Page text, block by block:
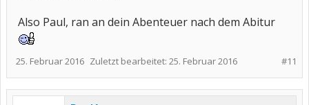
Also Paul, ran an dein Abenteuer nach dem Abitur
#11
25. Februar 2016 Zuletzt bearbeitet: 25. Februar 2016